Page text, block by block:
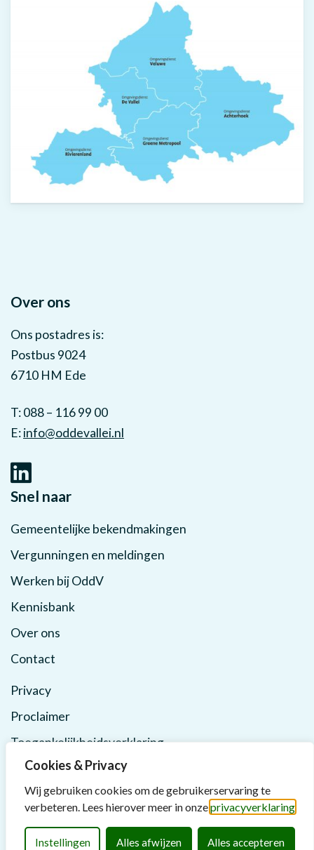
Cookies & Privacy
Wij gebruiken cookies om de gebruikerservaring te
verbeteren. Lees hierover meer in onzeprivacyverklaring
Instellingen Alles afwijzen Alles accepteren
Over ons
Ons postadres is:
Postbus 9024
6710 HM Ede
T: 088 – 116 99 00
E:info@oddevallei.nl
Snel naar
Gemeentelijke bekendmakingen
Vergunningen en meldingen
Werken bij OddV
Kennisbank
Over ons
Contact
Privacy
Proclaimer
Toegankelijkheidsverklaring